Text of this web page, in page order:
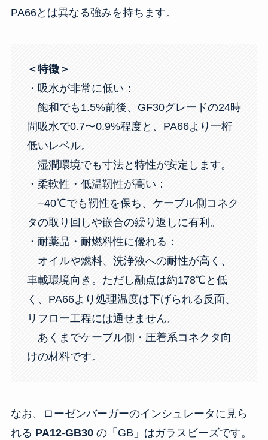
PA66とは異なる強みを持ちます。
＜特徴＞
・吸水が非常に低い：
飽和でも1.5%前後、GF30グレードの24時
間吸水で0.7〜0.9%程度と、PA66より一桁
低いレベル。
湿潤環境でも寸法と特性が安定します。
・柔軟性・低温靭性が高い：
−40℃でも靭性を保ち、ケーブル側コネク
タの取り回しや嵌合の繰り返しに有利。
・耐薬品・耐燃料性に優れる：
オイルや燃料、洗浄液への耐性が高く、
車載環境向き。ただし融点は約178℃と低
く、PA66より処理温度は下げられる反面、
リフロー工程には通せません。
あくまでケーブル側・圧着系コネクタ向
けの材料です。
なお、ローゼンバーガーのインシュレータに見ら
れる PA12-GB30の「GB」はガラスビーズです。